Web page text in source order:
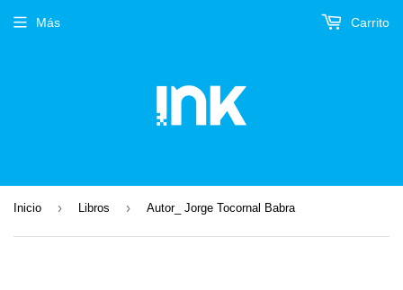
Más Carrito
Inicio › Libros › Autor_ Jorge Tocornal Babra